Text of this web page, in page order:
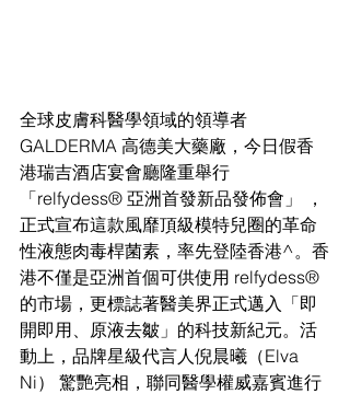
全球皮膚科醫學領域的領導者
GALDERMA 高德美大藥廠，今日假香
港瑞吉酒店宴會廳隆重舉行
「relfydess® 亞洲首發新品發佈會」 ，
正式宣布這款風靡頂級模特兒圈的革命
性液態肉毒桿菌素，率先登陸香港^。香
港不僅是亞洲首個可供使用 relfydess®
的市場，更標誌著醫美界正式邁入「即
開即用、原液去皺」的科技新紀元。活
動上，品牌星級代言人倪晨曦（Elva
Ni） 驚艷亮相，聯同醫學權威嘉賓進行